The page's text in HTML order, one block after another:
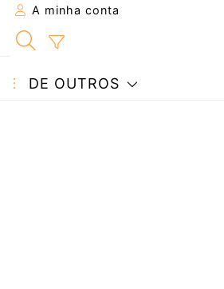
A minha conta
DE OUTROS